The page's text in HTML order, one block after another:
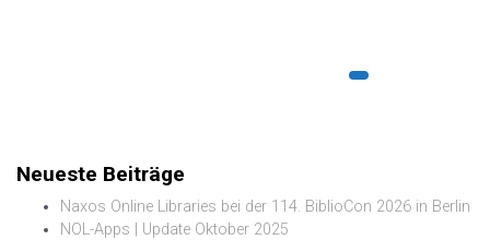
Neueste Beiträge
Naxos Online Libraries bei der 114. BiblioCon 2026 in Berlin
NOL-Apps | Update Oktober 2025